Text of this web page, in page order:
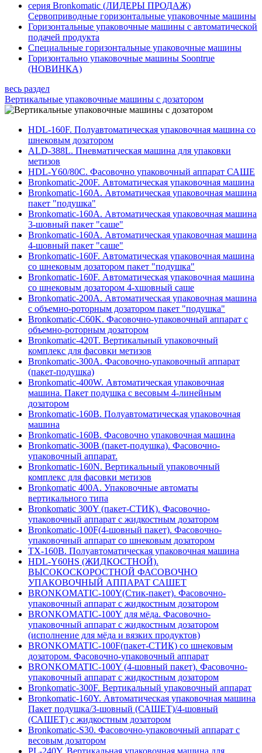
серия Bronkomatic (ЛИДЕРЫ ПРОДАЖ)
Сервоприводные горизонтальные упаковочные машины
Горизонтальные упаковочные машины с автоматической
подачей продукта
Специальные горизонтальные упаковочные машины
Горизонтально упаковочные машины Soontrue
(НОВИНКА)
весь раздел
Вертикальные упаковочные машины с дозатором
HDL-160F. Полуавтоматическая упаковочная машина со
шнековым дозатором
ALD-388L. Пневматическая машина для упаковки
метизов
HDL-Y60/80C. Фасовочно упаковочный аппарат САШЕ
Bronkomatic-200F. Автоматическая упаковочная машина
Bronkomatic-160A. Автоматическая упаковочная машина
пакет "подушка"
Bronkomatic-160A. Автоматическая упаковочная машина
3-шовный пакет "саше"
Bronkomatic-160A. Автоматическая упаковочная машина
4-шовный пакет "саше"
Bronkomatic-160F. Автоматическая упаковочная машина
со шнековым дозатором пакет "подушка"
Bronkomatic-160F. Автоматическая упаковочная машина
со шнековым дозатором 4-хшовный саше
Bronkomatic-200A. Автоматическая упаковочная машина
с объемно-роторным дозатором пакет "подушка"
Bronkomatic-C60K. Фасовочно-упаковочный аппарат с
объемно-роторным дозатором
Bronkomatic-420T. Вертикальный упаковочный
комплекс для фасовки метизов
Bronkomatic-300A. Фасовочно-упаковочный аппарат
(пакет-подушка)
Bronkomatic-400W. Автоматическая упаковочная
машина. Пакет подушка с весовым 4-линейным
дозатором
Bronkomatic-160B. Полуавтоматическая упаковочная
машина
Bronkomatic-160B. Фасовочно упаковочная машина
Bronkomatic-300B (пакет-подушка). Фасовочно-
упаковочный аппарат.
Bronkomatic-160N. Вертикальный упаковочный
комплекс для фасовки метизов
Вronkomatic 400A. Упаковочные автоматы
вертикального типа
Bronkomatic 300Y (пакет-СТИК). Фасовочно-
упаковочный аппарат с жидкостным дозатором
Bronkomatic-100F(4-шовный пакет). Фасовочно-
упаковочный аппарат со шнековым дозатором
TX-160B. Полуавтоматическая упаковочная машина
HDL-Y60HS (ЖИДКОСТНОЙ).
ВЫСОКОСКОРОСТНОЙ ФАСОВОЧНО
УПАКОВОЧНЫЙ АППАРАТ САШЕТ
BRONKOMATIC-100Y(Стик-пакет). Фасовочно-
упаковочный аппарат с жидкостным дозатором
BRONKOMATIC-100Y для мёда. Фасовочно-
упаковочный аппарат с жидкостным дозатором
(исполнение для мёда и вязких продуктов)
BRONKOMATIC-100F(пакет-СТИК) со шнековым
дозатором. Фасовочно-упаковочный аппарат
BRONKOMATIC-100Y (4-шовный пакет). Фасовочно-
упаковочный аппарат с жидкостным дозатором
Bronkomatic-300F. Вертикальный упаковочный аппарат
Bronkomatic-160Y. Автоматическая упаковочная машина
Пакет подушка/3-шовный (САШЕТ)/4-шовный
(САШЕТ) с жидкостным дозатором
Bronkomatic-S30. Фасовочно-упаковочный аппарат с
весовым дозатором
PL-240Y. Вертикальная упаковочная машина для